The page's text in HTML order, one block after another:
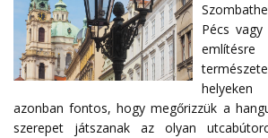
Pécs vagy
azonban fontos, hogy megőrizzük a
szerepet játszanak az olyan